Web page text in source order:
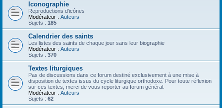
Iconographie
Reproductions d'icônes
Modérateur : Auteurs
Sujets : 185
Calendrier des saints
Les listes des saints de chaque jour sans leur biographie
Modérateur : Auteurs
Sujets : 370
Textes liturgiques
Pas de discussions dans ce forum destiné exclusivement à une mise à
disposition de textes issus du cycle liturgique orthodoxe. Pour toute réflexion
sur ces textes, merci de vous reporter au forum général.
Modérateur : Auteurs
Sujets : 62